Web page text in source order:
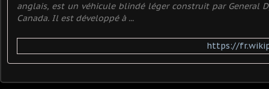
anglais, est un véhicule blindé léger construit par General
Canada. Il est développé à ...
https://